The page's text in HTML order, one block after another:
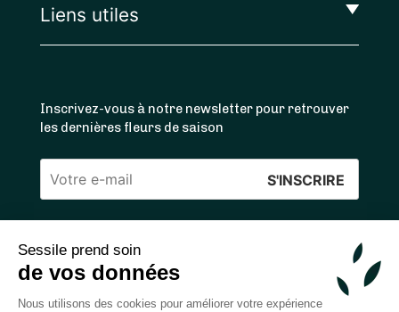
Sessile prend soin
de vos données
Nous utilisons des cookies pour améliorer votre expérience
Liens utiles
Inscrivez-vous à notre newsletter pour retrouver
les dernières fleurs de saison
ce
champ
vide.
4.4/5 ⭐ | 120 000+ bouquets livrés |
Achats 100% sécurisés